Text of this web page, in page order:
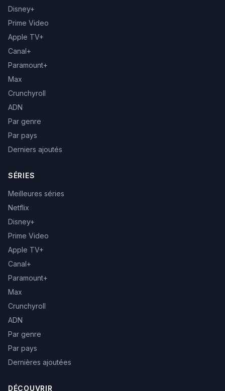
Disney+
Prime Video
Apple TV+
Canal+
Paramount+
Max
Crunchyroll
ADN
Par genre
Par pays
Derniers ajoutés
SÉRIES
Meilleures séries
Netflix
Disney+
Prime Video
Apple TV+
Canal+
Paramount+
Max
Crunchyroll
ADN
Par genre
Par pays
Dernières ajoutées
DÉCOUVRIR